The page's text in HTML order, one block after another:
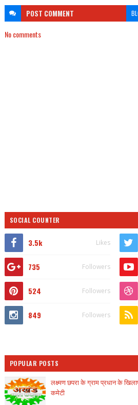
POST COMMENT
No comments
SOCIAL COUNTER
3.5k Likes
735 Followers
524 Followers
849 Followers
POPULAR POSTS
लक्ष्मण छपरा के ग्राम प्रधान के
कमेटी